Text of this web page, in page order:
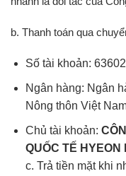
b. Thanh toán qua
Số tài khoản:
Ngân hàng: Ngân
Nông thôn Việt
Chủ tài khoản:
QUỐC TẾ HYEON
c. Trả tiền mặt khi